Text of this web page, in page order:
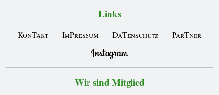
Links
KonTakt ImPressum DaTenschutz ParTner
Wir sind Mitglied